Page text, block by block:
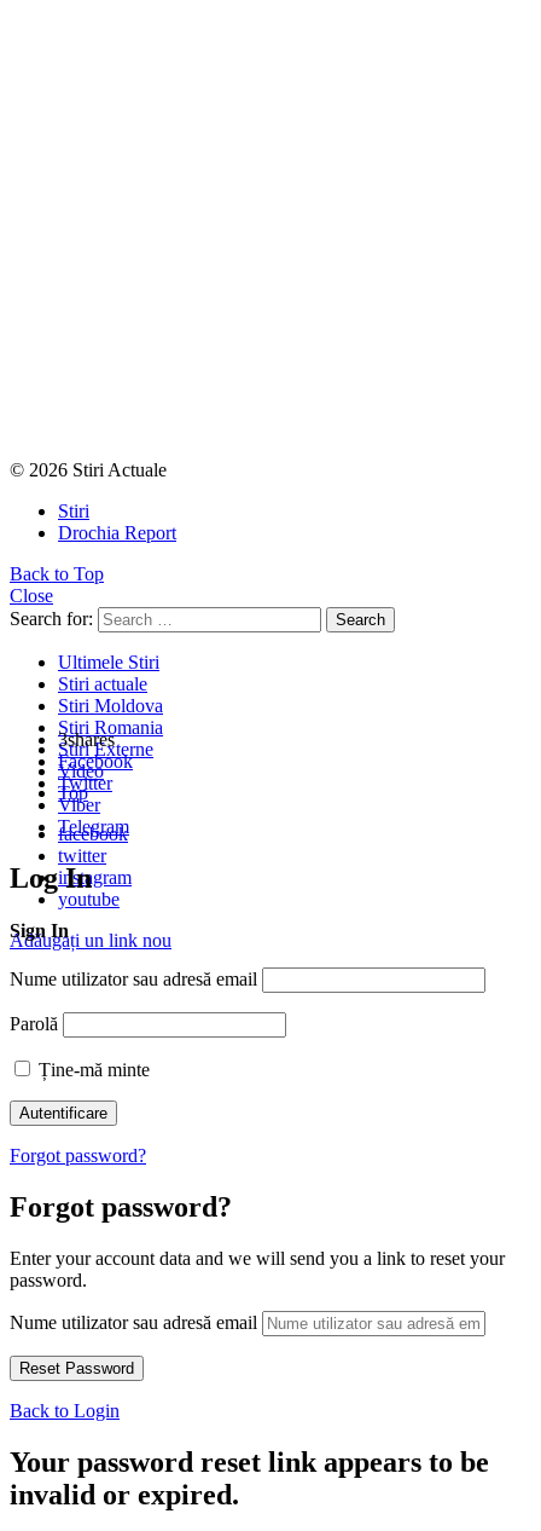
© 2026 Stiri Actuale
Stiri
Drochia Report
Back to Top
Close
Search for:
Search
Ultimele Stiri
Stiri actuale
Stiri Moldova
Stiri Romania
Stiri Externe
Video
Top
facebook
twitter
instagram
youtube
Adăugați un link nou
3shares
Facebook
Twitter
Viber
Telegram
Log In
Sign In
Nume utilizator sau adresă email
Parolă
Ține-mă minte
Forgot password?
Forgot password?
Enter your account data and we will send you a link to reset your
password.
Nume utilizator sau adresă email
Back to Login
Your password reset link appears to be
invalid or expired.